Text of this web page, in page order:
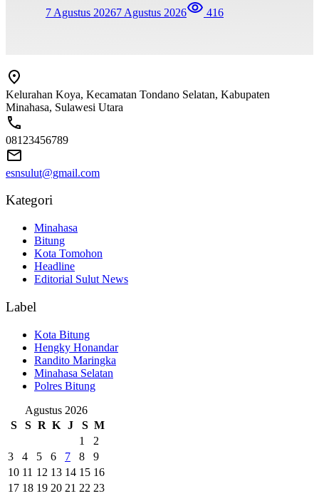
7 Agustus 20267 Agustus 2026 416
Kelurahan Koya, Kecamatan Tondano Selatan, Kabupaten
Minahasa, Sulawesi Utara
08123456789
esnsulut@gmail.com
Kategori
Minahasa
Bitung
Kota Tomohon
Headline
Editorial Sulut News
Label
Kota Bitung
Hengky Honandar
Randito Maringka
Minahasa Selatan
Polres Bitung
Agustus 2026
S
S R K J S M
1
2
3
4 5 6 7 8
9
10 11 12 13 14 15 16
17 18 19 20 21 22 23